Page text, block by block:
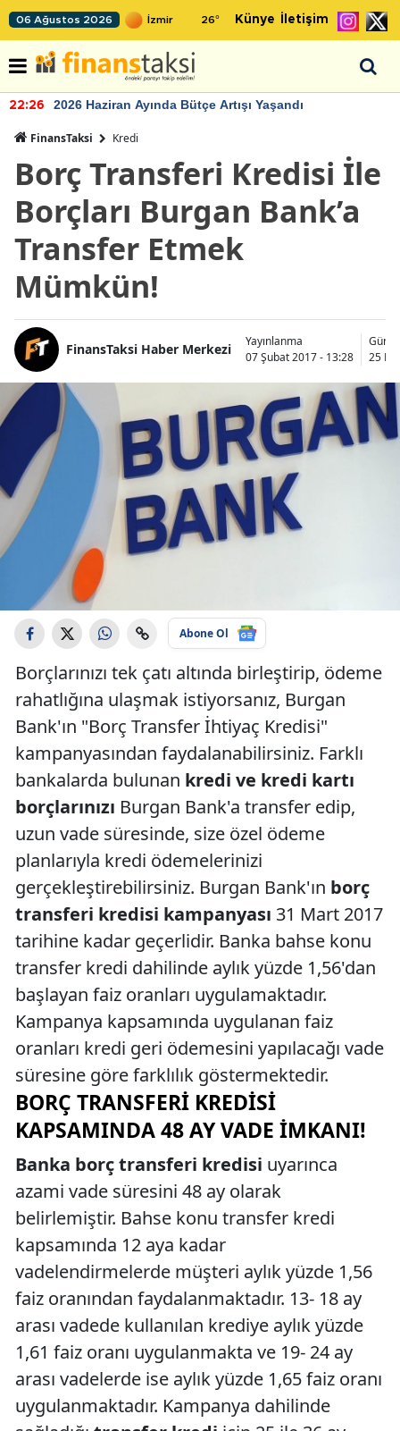
06 Ağustos 2026 26° Künye İletişim
22:26 2026 Haziran Ayında Bütçe Artışı Yaşandı
FinansTaksi Kredi
Borç Transferi Kredisi İle
Borçları Burgan Bank’a
Transfer Etmek
Mümkün!
FinansTaksi Haber Merkezi
Yayınlanma
07 Şubat 2017 - 13:28
25
Abone Ol
Borçlarınızı tek çatı altında birleştirip, ödeme
rahatlığına ulaşmak istiyorsanız, Burgan
Bank'ın "Borç Transfer İhtiyaç Kredisi"
kampanyasından faydalanabilirsiniz. Farklı
bankalarda bulunan kredi ve kredi kartı
borçlarınızı Burgan Bank'a transfer edip,
uzun vade süresinde, size özel ödeme
planlarıyla kredi ödemelerinizi
gerçekleştirebilirsiniz. Burgan Bank'ın borç
transferi kredisi kampanyası 31 Mart 2017
tarihine kadar geçerlidir. Banka bahse konu
transfer kredi dahilinde aylık yüzde 1,56'dan
başlayan faiz oranları uygulamaktadır.
Kampanya kapsamında uygulanan faiz
oranları kredi geri ödemesini yapılacağı vade
süresine göre farklılık göstermektedir.
BORÇ TRANSFERI KREDISI
KAPSAMINDA 48 AY VADE İMKANI!
Banka borç transferi kredisi uyarınca
azami vade süresini 48 ay olarak
belirlemiştir. Bahse konu transfer kredi
kapsamında 12 aya kadar
vadelendirmelerde müşteri aylık yüzde 1,56
faiz oranından faydalanmaktadır. 13- 18 ay
arası vadede kullanılan krediye aylık yüzde
1,61 faiz oranı uygulanmakta ve 19- 24 ay
arası vadelerde ise aylık yüzde 1,65 faiz oranı
uygulanmaktadır. Kampanya dahilinde